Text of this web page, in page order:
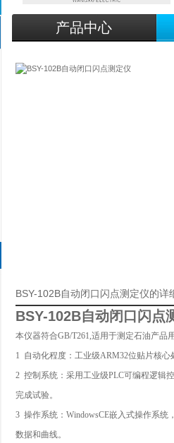
产品中心
BSY-102B自动闭口闪点测定仪的详
BSY-102B自动闭口闪点
本仪器符合GB/T261,适用于测定石油产
1 自动化程度：工业级ARM32位贴片核
2 控制系统：采用工业级PLC可编程逻辑
完成试验。
3 操作系统：WindowsCE嵌入式操作系
数据和曲线。